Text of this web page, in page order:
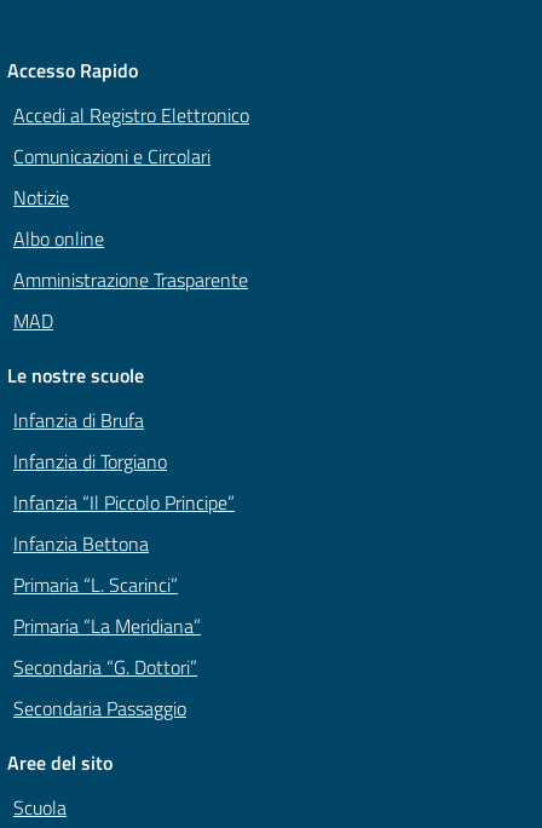
Accesso Rapido
Accedi al Registro Elettronico
Comunicazioni e Circolari
Notizie
Albo online
Amministrazione Trasparente
MAD
Le nostre scuole
Infanzia di Brufa
Infanzia di Torgiano
Infanzia “Il Piccolo Principe”
Infanzia Bettona
Primaria “L. Scarinci”
Primaria “La Meridiana”
Secondaria “G. Dottori”
Secondaria Passaggio
Aree del sito
Scuola